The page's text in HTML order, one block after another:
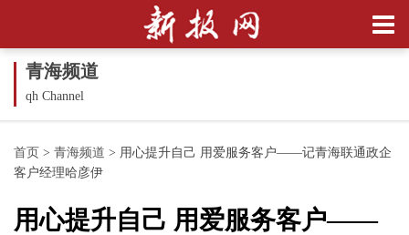
青海频道
qh Channel
首页 > 青海频道 > 用心提升自己 用爱服务客户——记青海联通政企
客户经理哈彦伊
用心提升自己 用爱服务客户——